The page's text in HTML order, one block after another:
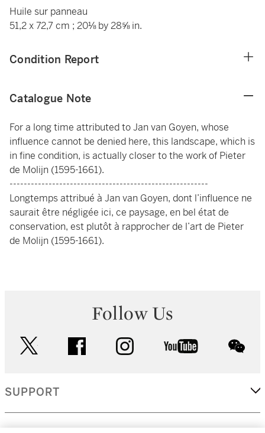
Huile sur panneau
51,2 x 72,7 cm ; 20⅛ by 28⅝ in.
Condition Report
Catalogue Note
For a long time attributed to Jan van Goyen, whose
influence cannot be denied here, this landscape, which is
in fine condition, is actually closer to the work of Pieter
de Molijn (1595-1661).
--------------------------------------------------------
Longtemps attribué à Jan van Goyen, dont l’influence ne
saurait être négligée ici, ce paysage, en bel état de
conservation, est plutôt à rapprocher de l’art de Pieter
de Molijn (1595-1661).
Follow Us
facebook instagram youtube
SUPPORT